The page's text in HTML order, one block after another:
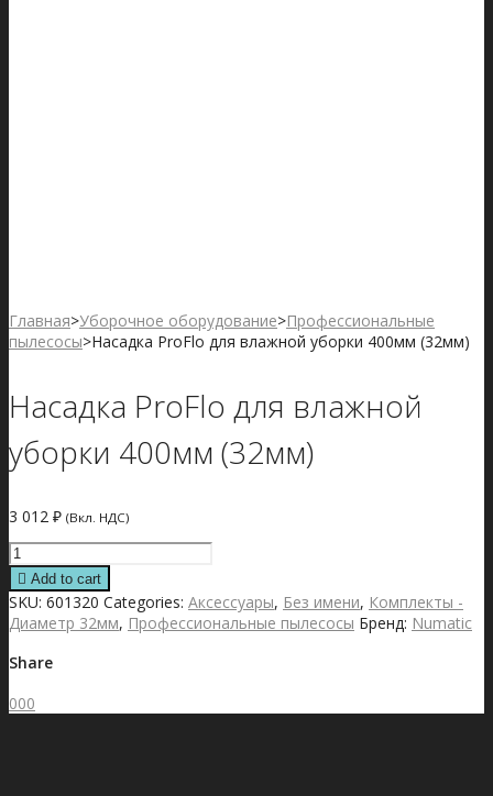
Главная>Уборочное оборудование>Профессиональные
пылесосы>Насадка ProFlo для влажной уборки 400мм (32мм)
Насадка ProFlo для влажной
уборки 400мм (32мм)
3 012 ₽ (Вкл. НДС)
Насадка
ProFlo
для
влажной
уборки
400мм
quantity
Add to cart
SKU: 601320 Categories: Аксессуары, Без имени, Комплекты -
Диаметр 32мм, Профессиональные пылесосы Бренд: Numatic
Share
000